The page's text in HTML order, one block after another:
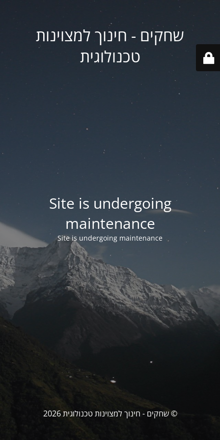
שחקים - חינוך למצוינות
טכנולוגית
Site is undergoing
maintenance
Site is undergoing maintenance
© שחקים - חינוך למצוינות טכנולוגית 2026